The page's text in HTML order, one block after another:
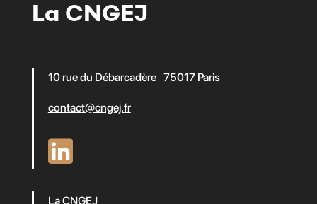
La CNGEJ
10 rue du Débarcadère 75017 Paris
contact@cngej.fr
La CNGEJ